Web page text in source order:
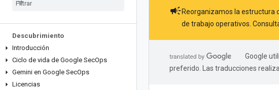
Descubrimiento
Introducción
Ciclo de vida de Google SecOps
Gemini en Google SecOps
Licencias
campaign Reorganizamos la estructura
de trabajo operativos.
Google
preferido. Las traducciones